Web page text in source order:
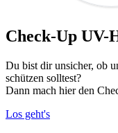
Check-Up UV-
Du bist dir unsicher, ob
schützen solltest?
Dann mach hier den
Los geht's